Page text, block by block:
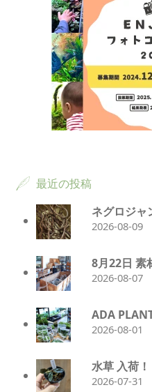
最近の投稿
ネグロジャ
2026-08-09
8月22日 素
2026-08-07
ADA
2026-08-01
水草 入荷！
2026-07-31